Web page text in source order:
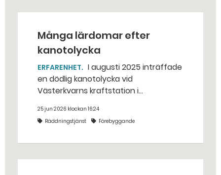
Många lärdomar efter
kanotolycka
ERFARENHET
en dödlig kanotolycka vid
Västerkvarns kraftstation i
25 jun 2026 klockan 16:24
Räddningstjänst
Förebyggande